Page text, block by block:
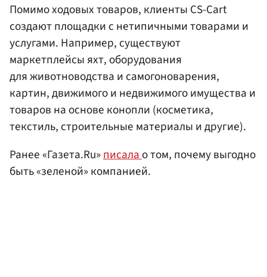
Помимо ходовых товаров, клиенты CS-Cart
создают площадки с нетипичными товарами и
услугами. Например, существуют
маркетплейсы яхт, оборудования
для животноводства и самогоноварения,
картин, движимого и недвижимого имущества и
товаров на основе конопли (косметика,
текстиль, строительные материалы и другие).
Ранее «Газета.Ru»писалао том, почему выгодно
быть «зеленой» компанией.